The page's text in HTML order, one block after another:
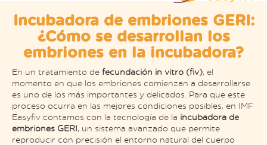
Incubadora de embriones GERI:
¿Cómo se desarrollan los
embriones en la incubadora?
En un tratamiento de fecundación in vitro (fiv), el
momento en que los embriones comienzan a desarrollarse
es uno de los más importantes y delicados. Para que este
proceso ocurra en las mejores condiciones posibles, en IMF
Easyfiv contamos con la tecnología de la incubadora de
embriones GERI, un sistema avanzado que permite
reproducir con precisión el entorno natural del cuerpo